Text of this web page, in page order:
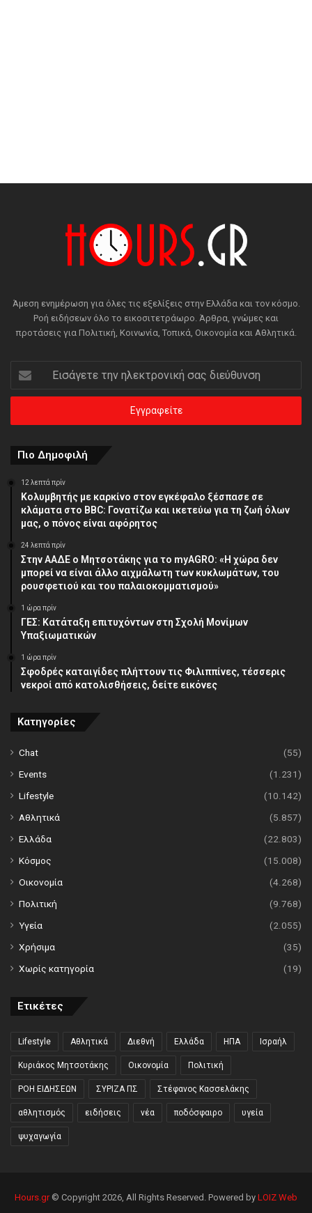
Άμεση ενημέρωση για όλες τις εξελίξεις στην Ελλάδα και τον κόσμο.
Ροή ειδήσεων όλο το εικοσιτετράωρο. Άρθρα, γνώμες και
προτάσεις για Πολιτική, Κοινωνία, Τοπικά, Οικονομία και Αθλητικά.
Εισάγετε
την
ηλεκτρονική
διεύθυνση
Πιο Δημοφιλή
12 λεπτά πρίν
Κολυμβητής με καρκίνο στον εγκέφαλο ξέσπασε σε
κλάματα στο BBC: Γονατίζω και ικετεύω για τη ζωή όλων
μας, ο πόνος είναι αφόρητος
24 λεπτά πρίν
Στην ΑΑΔΕ ο Μητσοτάκης για το myAGRO: «Η χώρα δεν
μπορεί να είναι άλλο αιχμάλωτη των κυκλωμάτων, του
ρουσφετιού και του παλαιοκομματισμού»
1 ώρα πρίν
ΓΕΣ: Κατάταξη επιτυχόντων στη Σχολή Μονίμων
Υπαξιωματικών
1 ώρα πρίν
Σφοδρές καταιγίδες πλήττουν τις Φιλιππίνες, τέσσερις
νεκροί από κατολισθήσεις, δείτε εικόνες
Κατηγορίες
Chat
(55)
Events
(1.231)
Lifestyle
(10.142)
Αθλητικά
(5.857)
Ελλάδα
(22.803)
Κόσμος
(15.008)
Οικονομία
(4.268)
Πολιτική
(9.768)
Υγεία
(2.055)
Χρήσιμα
(35)
Χωρίς κατηγορία
(19)
Ετικέτες
Lifestyle Αθλητικά Διεθνή Ελλάδα ΗΠΑ Ισραήλ
Κυριάκος Μητσοτάκης Οικονομία Πολιτική
ΡΟΗ ΕΙΔΗΣΕΩΝ ΣΥΡΙΖΑ ΠΣ Στέφανος Κασσελάκης
αθλητισμός ειδήσεις νέα ποδόσφαιρο υγεία
ψυχαγωγία
Hours.gr© Copyright 2026, All Rights Reserved. Powered by LOIZ Web